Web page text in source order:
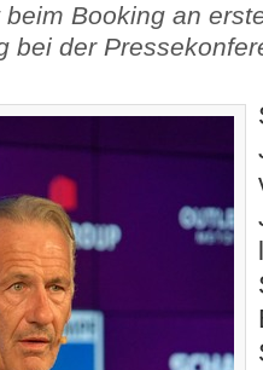
Booking an
bei der